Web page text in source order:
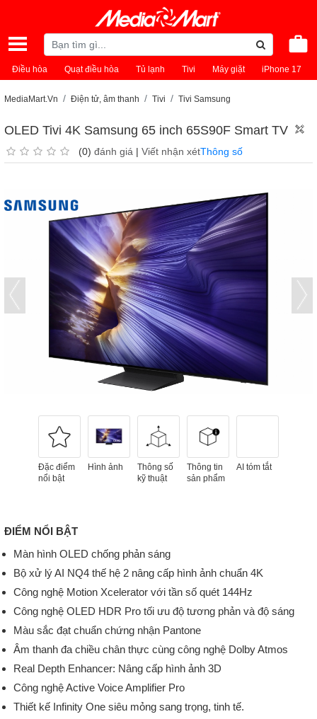
Điều hòa Quạt điều hòa Tủ lạnh Tivi Máy giặt iPhone 17
MediaMart.Vn Điện tử, âm thanh Tivi Tivi Samsung
OLED Tivi 4K Samsung 65 inch 65S90F Smart TV
(0) đánh giá | Viết nhận xétThông số
Đặc điểm
nổi bật
Hình ảnh
Thông số
kỹ thuật
Thông tin
sản phẩm
AI tóm tắt
ĐIỂM NỔI BẬT
Màn hình OLED chống phản sáng
Bộ xử lý AI NQ4 thế hệ 2 nâng cấp hình ảnh chuẩn 4K
Công nghệ Motion Xcelerator với tần số quét 144Hz
Công nghệ OLED HDR Pro tối ưu độ tương phản và độ sáng
Màu sắc đạt chuẩn chứng nhận Pantone
Âm thanh đa chiều chân thực cùng công nghệ Dolby Atmos
Real Depth Enhancer: Nâng cấp hình ảnh 3D
Công nghệ Active Voice Amplifier Pro
Thiết kế Infinity One siêu mỏng sang trọng, tinh tế.